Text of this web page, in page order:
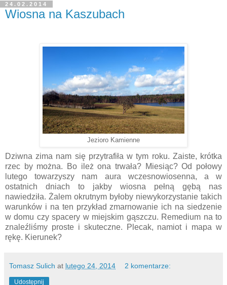
24.02.2014
Wiosna na Kaszubach
Jezioro Kamienne
Dziwna zima nam się przytrafiła w tym roku. Zaiste, krótka
rzec by można. Bo ileż ona trwała? Miesiąc? Od połowy
lutego towarzyszy nam aura wczesnowiosenna, a w
ostatnich dniach to jakby wiosna pełną gębą nas
nawiedziła. Żalem okrutnym byłoby niewykorzystanie takich
warunków i na ten przykład zmarnowanie ich na siedzenie
w domu czy spacery w miejskim gąszczu. Remedium na to
znaleźliśmy proste i skuteczne. Plecak, namiot i mapa w
rękę. Kierunek?
Tomasz Sulich at lutego 24, 2014 2 komentarze:
Udostępnij